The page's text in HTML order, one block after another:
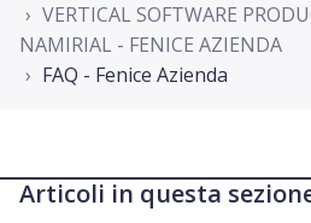
VERTICAL SOFTWARE
NAMIRIAL - FENICE AZIENDA
FAQ - Fenice Azienda
Articoli in questa